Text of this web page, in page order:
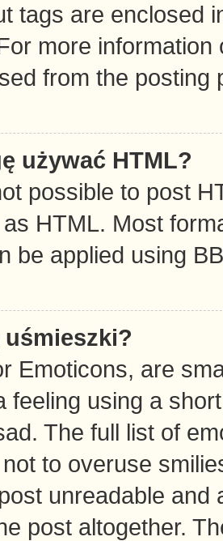
tags are enclosed
more
from the posting
używać HTML?
possible to post
HTML. Most
be applied using
uśmieszki?
Emoticons, are
feeling using a
The full list of
to overuse
unreadable and
post altogether.